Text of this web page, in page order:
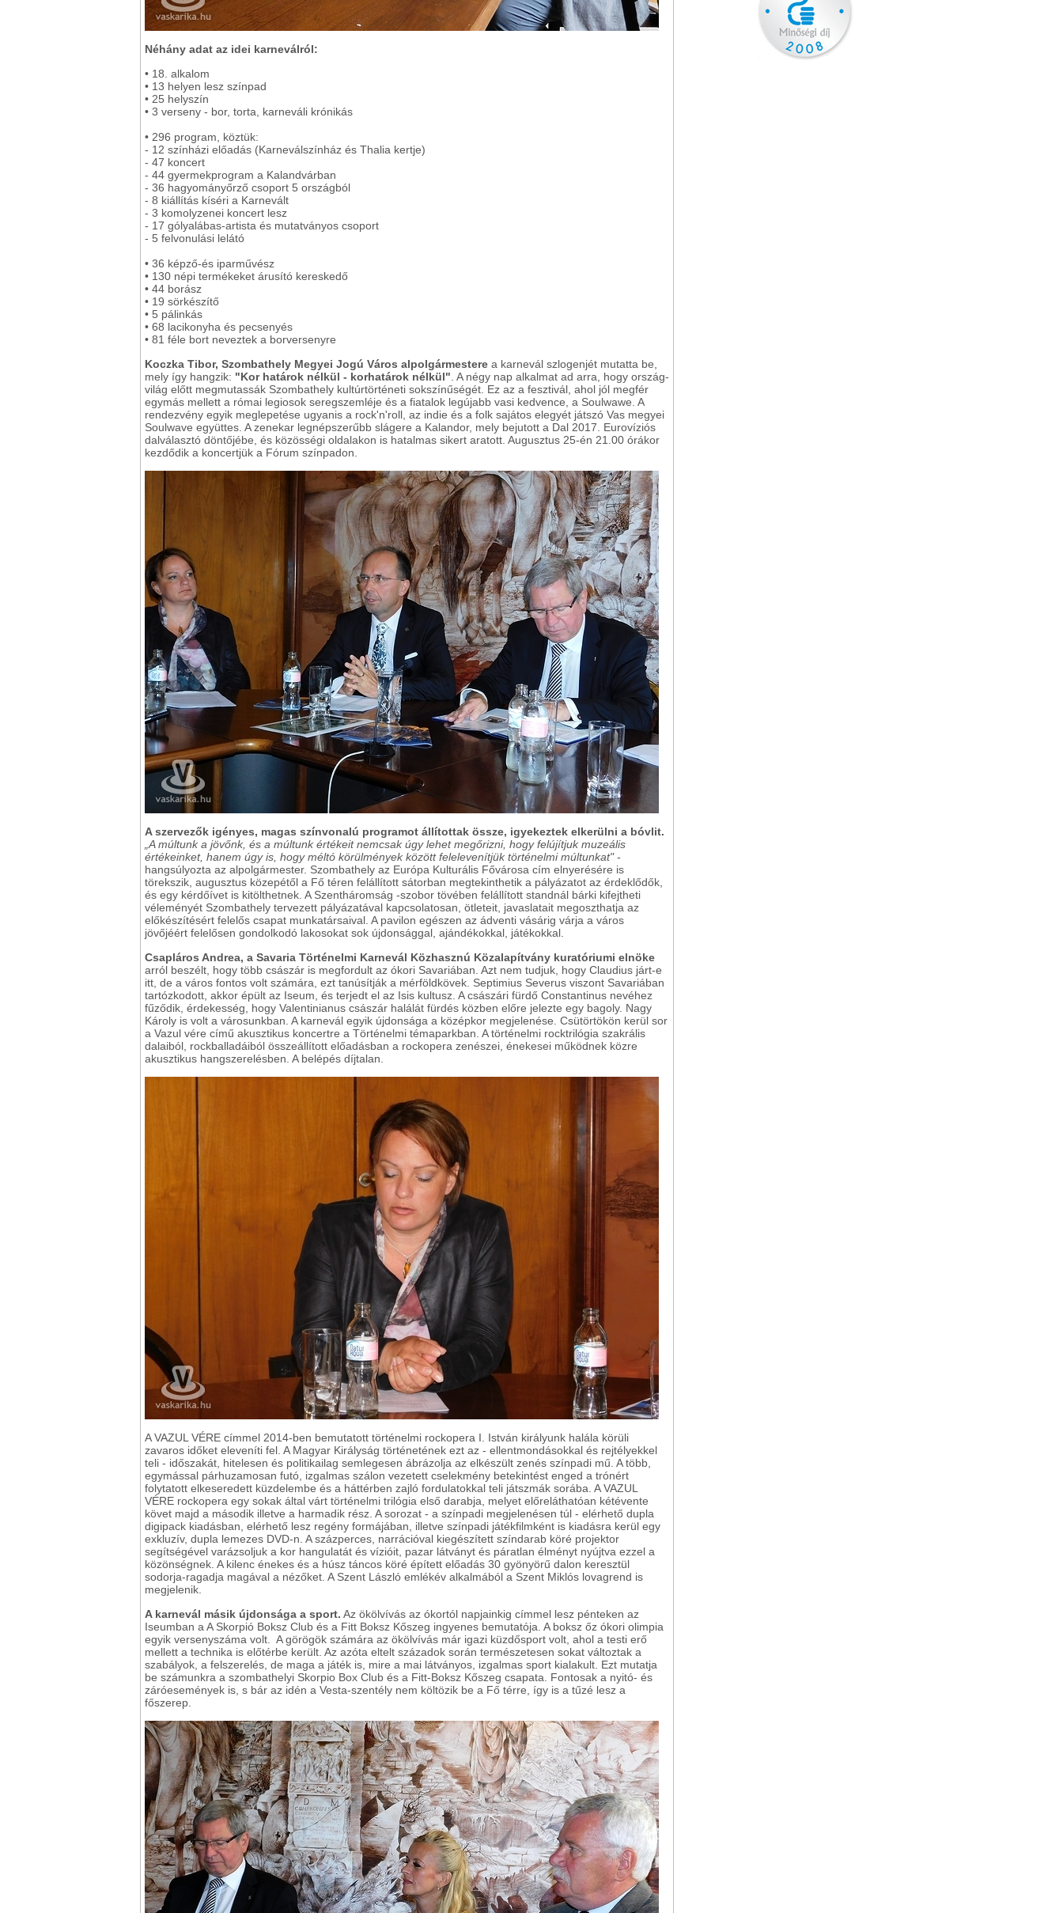
Néhány adat az idei karneválról:
• 18. alkalom
• 13 helyen lesz színpad
• 25 helyszín
• 3 verseny - bor, torta, karneváli krónikás
• 296 program, köztük:
- 12 színházi előadás (Karneválszínház és Thalia kertje)
- 47 koncert
- 44 gyermekprogram a Kalandvárban
- 36 hagyományőrző csoport 5 országból
- 8 kiállítás kíséri a Karnevált
- 3 komolyzenei koncert lesz
- 17 gólyalábas-artista és mutatványos csoport
- 5 felvonulási lelátó
• 36 képző-és iparművész
• 130 népi termékeket árusító kereskedő
• 44 borász
• 19 sörkészítő
• 5 pálinkás
• 68 lacikonyha és pecsenyés
• 81 féle bort neveztek a borversenyre
Koczka Tibor, Szombathely Megyei Jogú Város alpolgármestere a karnevál szlogenjét mutatta be,
mely így hangzik: "Kor határok nélkül - korhatárok nélkül" . A négy nap alkalmat ad arra, hogy ország-
világ előtt megmutassák Szombathely kultúrtörténeti sokszínűségét. Ez az a fesztivál, ahol jól megfér
egymás mellett a római legiosok seregszemléje és a fiatalok legújabb vasi kedvence, a Soulwawe. A
rendezvény egyik meglepetése ugyanis a rock'n'roll, az indie és a folk sajátos elegyét játszó Vas megyei
Soulwave együttes. A zenekar legnépszerűbb slágere a Kalandor, mely bejutott a Dal 2017. Eurovíziós
dalválasztó döntőjébe, és közösségi oldalakon is hatalmas sikert aratott. Augusztus 25-én 21.00 órákor
kezdődik a koncertjük a Fórum színpadon.
A szervezők igényes, magas színvonalú programot állítottak össze, igyekeztek elkerülni a bóvlit.
„A múltunk a jövőnk, és a múltunk értékeit nemcsak úgy lehet megőrizni, hogy felújítjuk muzeális
értékeinket, hanem úgy is, hogy méltó körülmények között felelevenítjük történelmi múltunkat"-
hangsúlyozta az alpolgármester. Szombathely az Európa Kulturális Fővárosa cím elnyerésére is
törekszik, augusztus közepétől a Fő téren felállított sátorban megtekinthetik a pályázatot az érdeklődők,
és egy kérdőívet is kitölthetnek. A Szentháromság -szobor tövében felállított standnál bárki kifejtheti
véleményét Szombathely tervezett pályázatával kapcsolatosan, ötleteit, javaslatait megoszthatja az
előkészítésért felelős csapat munkatársaival. A pavilon egészen az ádventi vásárig várja a város
jövőjéért felelősen gondolkodó lakosokat sok újdonsággal, ajándékokkal, játékokkal.
Csapláros Andrea, a Savaria Történelmi Karnevál Közhasznú Közalapítvány kuratóriumi elnöke
arról beszélt, hogy több császár is megfordult az ókori Savariában. Azt nem tudjuk, hogy Claudius járt-e
itt, de a város fontos volt számára, ezt tanúsítják a mérföldkövek. Septimius Severus viszont Savariában
tartózkodott, akkor épült az Iseum, és terjedt el az Isis kultusz. A császári fürdő Constantinus nevéhez
fűződik, érdekesség, hogy Valentinianus császár halálát fürdés közben előre jelezte egy bagoly. Nagy
Károly is volt a városunkban. A karnevál egyik újdonsága a középkor megjelenése. Csütörtökön kerül sor
a Vazul vére című akusztikus koncertre a Történelmi témaparkban. A történelmi rocktrilógia szakrális
dalaiból, rockballadáiból összeállított előadásban a rockopera zenészei, énekesei működnek közre
akusztikus hangszerelésben. A belépés díjtalan.
A VAZUL VÉRE címmel 2014-ben bemutatott történelmi rockopera I. István királyunk halála körüli
zavaros időket eleveníti fel. A Magyar Királyság történetének ezt az - ellentmondásokkal és rejtélyekkel
teli - időszakát, hitelesen és politikailag semlegesen ábrázolja az elkészült zenés színpadi mű. A több,
egymással párhuzamosan futó, izgalmas szálon vezetett cselekmény betekintést enged a trónért
folytatott elkeseredett küzdelembe és a háttérben zajló fordulatokkal teli játszmák sorába. A VAZUL
VÉRE rockopera egy sokak által várt történelmi trilógia első darabja, melyet előreláthatóan kétévente
követ majd a második illetve a harmadik rész. A sorozat - a színpadi megjelenésen túl - elérhető dupla
digipack kiadásban, elérhető lesz regény formájában, illetve színpadi játékfilmként is kiadásra kerül egy
exkluzív, dupla lemezes DVD-n. A százperces, narrációval kiegészített színdarab köré projektor
segítségével varázsoljuk a kor hangulatát és vízióit, pazar látványt és páratlan élményt nyújtva ezzel a
közönségnek. A kilenc énekes és a húsz táncos köré épített előadás 30 gyönyörű dalon keresztül
sodorja-ragadja magával a nézőket. A Szent László emlékév alkalmából a Szent Miklós lovagrend is
megjelenik.
A karnevál másik újdonsága a sport. Az ökölvívás az ókortól napjainkig címmel lesz pénteken az
Iseumban a A Skorpió Boksz Club és a Fitt Boksz Kőszeg ingyenes bemutatója. A boksz őz ókori olimpia
egyik versenyszáma volt. A görögök számára az ökölvívás már igazi küzdősport volt, ahol a testi erő
mellett a technika is előtérbe került. Az azóta eltelt századok során természetesen sokat változtak a
szabályok, a felszerelés, de maga a játék is, mire a mai látványos, izgalmas sport kialakult. Ezt mutatja
be számunkra a szombathelyi Skorpio Box Club és a Fitt-Boksz Kőszeg csapata. Fontosak a nyitó- és
záróesemények is, s bár az idén a Vesta-szentély nem költözik be a Fő térre, így is a tűzé lesz a
főszerep.